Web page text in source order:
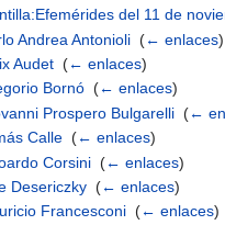
del 11 de
Andrea Antonioli (← enlaces)
Audet (← enlaces)
Bornó (← enlaces)
Prospero Bulgarelli (←
Calle (← enlaces)
Corsini (← enlaces)
Desericzky (← enlaces)
Francesconi (← enlaces)